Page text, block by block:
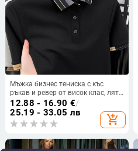
Мъжка бизнес тениска с къс
ръкав и ревер от висок клас, лято
2025, нова ежедневна,
универсална, свободна поло
риза за мъже
12.88 - 16.90 €/
25.19 - 33.05 лв
add_shopping_cart